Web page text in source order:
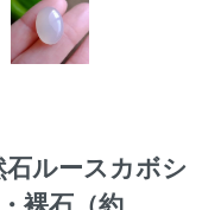
ルースカボシ
裸石（約